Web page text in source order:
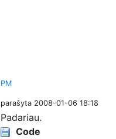
PM
parašyta 2008-01-06 18:18
Padariau.
Code